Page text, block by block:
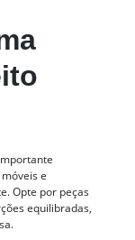
e
Opte por peças
equilibradas,